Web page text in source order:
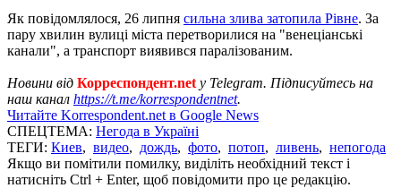
Як повідомлялося, 26 липня сильна злива затопила Рівне. За
пару хвилин вулиці міста перетворилися на "венеціанські
канали", а транспорт виявився паралізованим.
Новини від Корреспондент.net у Telegram. Підписуйтесь на
наш канал https://t.me/korrespondentnet.
Читайте Korrespondent.net в Google News
СПЕЦТЕМА: Негода в Україні
ТЕГИ: Киев, видео, дождь, фото, потоп, ливень, непогода
Якщо ви помітили помилку, виділіть необхідний текст і
натисніть Ctrl + Enter, щоб повідомити про це редакцію.